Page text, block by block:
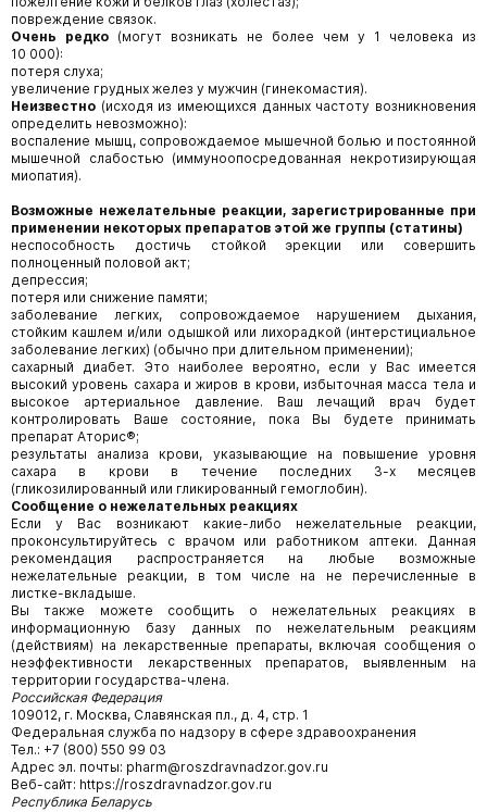
повреждение связок.
Очень редко (могут возникать не более чем у 1 человека из
10 000):
потеря слуха;
увеличение грудных желез у мужчин (гинекомастия).
Неизвестно (исходя из имеющихся данных частоту возникновения
определить невозможно):
воспаление мышц, сопровождаемое мышечной болью и постоянной
мышечной слабостью (иммуноопосредованная некротизирующая
миопатия).
Возможные нежелательные реакции, зарегистрированные при
применении некоторых препаратов этой же группы (статины)
неспособность достичь стойкой эрекции или совершить
полноценный половой акт;
депрессия;
потеря или снижение памяти;
заболевание легких, сопровождаемое нарушением дыхания,
стойким кашлем и/или одышкой или лихорадкой (интерстициальное
заболевание легких) (обычно при длительном применении);
сахарный диабет. Это наиболее вероятно, если у Вас имеется
высокий уровень сахара и жиров в крови, избыточная масса тела и
высокое артериальное давление. Ваш лечащий врач будет
контролировать Ваше состояние, пока Вы будете принимать
препарат Аторис®;
результаты анализа крови, указывающие на повышение уровня
сахара в крови в течение последних 3-х месяцев
(гликозилированный или гликированный гемоглобин).
Сообщение о нежелательных реакциях
Если у Вас возникают какие-либо нежелательные реакции,
проконсультируйтесь с врачом или работником аптеки. Данная
рекомендация распространяется на любые возможные
нежелательные реакции, в том числе на не перечисленные в
листке-вкладыше.
Вы также можете сообщить о нежелательных реакциях в
информационную базу данных по нежелательным реакциям
(действиям) на лекарственные препараты, включая сообщения о
неэффективности лекарственных препаратов, выявленным на
территории государства-члена.
Российская Федерация
109012, г. Москва, Славянская пл., д. 4, стр. 1
Федеральная служба по надзору в сфере здравоохранения
Тел.: +7 (800) 550 99 03
Адрес эл. почты: pharm@roszdravnadzor.gov.ru
Веб-сайт: https://roszdravnadzor.gov.ru
Республика Беларусь